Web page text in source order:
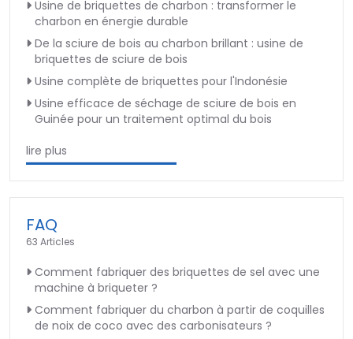
Usine de briquettes de charbon : transformer le
charbon en énergie durable
De la sciure de bois au charbon brillant : usine de
briquettes de sciure de bois
Usine complète de briquettes pour l'Indonésie
Usine efficace de séchage de sciure de bois en
Guinée pour un traitement optimal du bois
lire plus
FAQ
63 Articles
Comment fabriquer des briquettes de sel avec une
machine à briqueter ?
Comment fabriquer du charbon à partir de coquilles
de noix de coco avec des carbonisateurs ?